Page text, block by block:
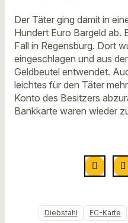
Der Täter ging damit in
Hundert Euro Bargeld ab.
Fall in Regensburg. Dort
eingeschlagen und aus
Geldbeutel entwendet.
leichtes für den Täter
Konto des Besitzers
Bankkarte waren wieder
Diebstahl EC-Karte